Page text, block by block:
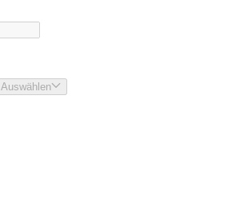
Auswählen